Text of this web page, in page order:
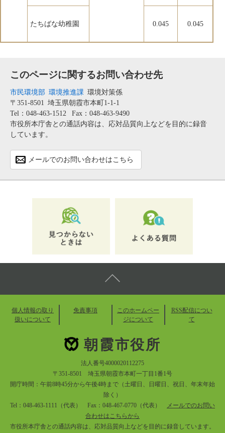
たちばな幼稚園 0.045 0.045
このページに関するお問い合わせ先
市民環境部 環境推進課 環境対策係
〒351-8501
埼玉県朝霞市本町1-1-1
Tel：048-463-1512
Fax：048-463-9490
市役所本庁舎との通話内容は、応対品質向上などを目的に録音
しています。
メールでのお問い合わせはこちら
個人情報の取り
扱いについて
免責事項
このホームペー
ジについて
RSS配信につい
て
朝霞市役所
法人番号4000020112275
〒351-8501 埼玉県朝霞市本町一丁目1番1号
開庁時間：午前8時45分から午後4時まで（土曜日、日曜日、祝日、年末年始
除く）
Tel：048-463-1111（代表） Fax：048-467-0770（代表）
メールでのお問い
合わせはこちらから
市役所本庁舎との通話内容は、応対品質向上などを目的に録音しています。